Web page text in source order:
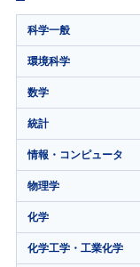
科学一般
環境科学
数学
統計
情報・コンピュータ
物理学
化学
化学工学・工業化学